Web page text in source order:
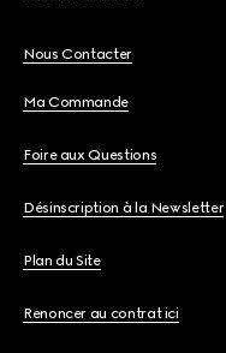
Nous Contacter
Ma Commande
Foire aux Questions
Désinscription à la Newsletter
Plan du Site
Renoncer au contrat ici